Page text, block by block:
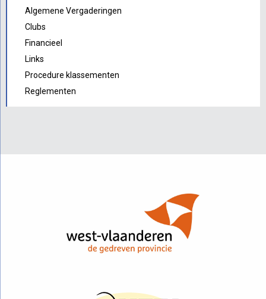
Algemene Vergaderingen
Clubs
Financieel
Links
Procedure klassementen
Reglementen